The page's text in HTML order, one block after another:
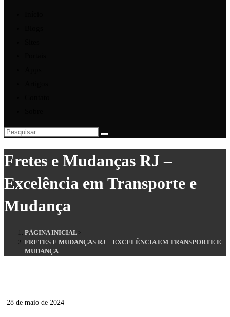
Fretes e Mudanças RJ –
Excelência em Transporte e
Mudança
PÁGINA INICIAL >
FRETES E MUDANÇAS RJ – EXCELÊNCIA EM TRANSPORTE E
MUDANÇA
28 de maio de 2024